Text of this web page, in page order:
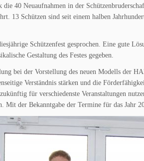
die 40 Neuaufnahmen in der
13 Schützen sind seit einem halben
Schützenfest gesprochen. Eine gute
Gestaltung des Festes gegeben.
bei der Vorstellung des neuen Modells
Verständnis stärken und die
für verschiedenste Veranstaltungen
Mit der Bekanntgabe der Termine für das Jahr